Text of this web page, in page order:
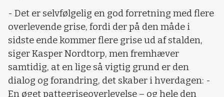
- Det er selvfølgelig en god forretning med flere
overlevende grise, fordi der på den måde i
sidste ende kommer flere grise ud af stalden,
siger Kasper Nordtorp, men fremhæver
samtidig, at en lige så vigtig grund er den
dialog og forandring, det skaber i hverdagen: -
En øget pattegriseoverlevelse – og hele den